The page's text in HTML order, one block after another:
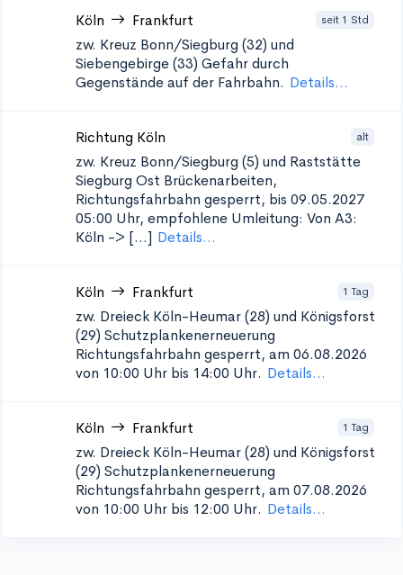
Köln Frankfurt seit 1 Std
zw. Kreuz Bonn/Siegburg (32) und
Siebengebirge (33) Gefahr durch
Gegenstände auf der Fahrbahn. Details...
Richtung Köln alt
zw. Kreuz Bonn/Siegburg (5) und Raststätte
Siegburg Ost Brückenarbeiten,
Richtungsfahrbahn gesperrt, bis 09.05.2027
05:00 Uhr, empfohlene Umleitung: Von A3:
Köln -> [...] Details...
Köln Frankfurt 1 Tag
zw. Dreieck Köln-Heumar (28) und Königsforst
(29) Schutzplankenerneuerung
Richtungsfahrbahn gesperrt, am 06.08.2026
von 10:00 Uhr bis 14:00 Uhr. Details...
Köln Frankfurt 1 Tag
zw. Dreieck Köln-Heumar (28) und Königsforst
(29) Schutzplankenerneuerung
Richtungsfahrbahn gesperrt, am 07.08.2026
von 10:00 Uhr bis 12:00 Uhr. Details...